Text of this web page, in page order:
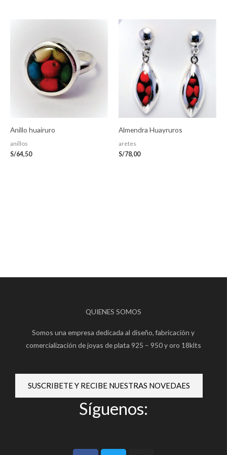
Anillo huairuro
anillos
S/64,50
Almendra Huayruros
aretes
S/78,00
QUIENES SOMOS
Somos una empresa dedicada al diseño, fabricación y
comercialización de joyas de plata 925 – 950 y oro 18klts
SUSCRIBETE Y RECIBE NUESTRAS NOVEDAES
Síguenos: